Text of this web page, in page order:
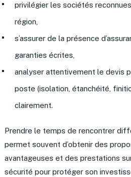
privilégier les sociétés
région,
s’assurer de la présence
garanties écrites,
analyser attentivement le devis
poste (isolation, étanchéité,
clairement.
Prendre le temps de rencontrer
permet souvent d’obtenir des
avantageuses et des prestations
sécurité pour protéger son